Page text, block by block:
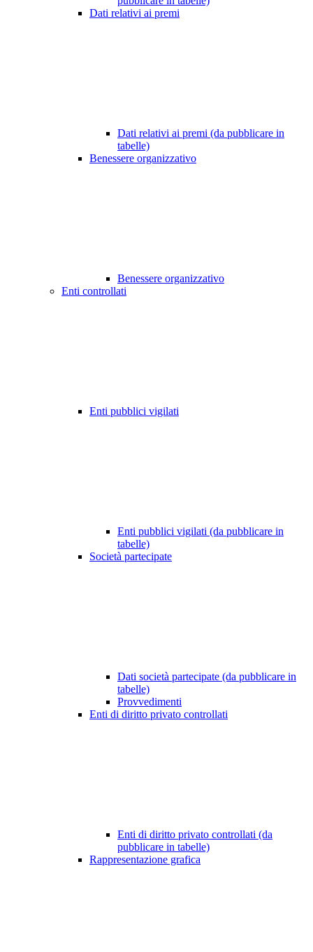
Dati relativi ai premi
Dati relativi ai premi (da pubblicare in
tabelle)
Benessere organizzativo
Benessere organizzativo
Enti controllati
Enti pubblici vigilati
Enti pubblici vigilati (da pubblicare in
tabelle)
Società partecipate
Dati società partecipate (da pubblicare in
tabelle)
Provvedimenti
Enti di diritto privato controllati
Enti di diritto privato controllati (da
pubblicare in tabelle)
Rappresentazione grafica